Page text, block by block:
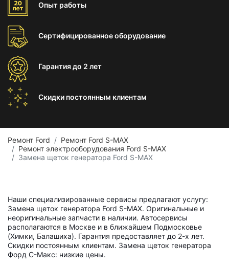
Опыт работы
Сертифицированноеоборудование
Гарантиядо 2 лет
Скидки постоянным клиентам
Ремонт Ford
Ремонт Ford S-MAX
Ремонт электрооборудования Ford S-MAX
Замена щеток генератора Ford S-MAX
Наши специализированные сервисы предлагают услугу:
Замена щеток генератора Ford S-MAX. Оригинальные и
неоригинальные запчасти в наличии. Автосервисы
располагаются в Москве и в ближайшем Подмосковье
(Химки, Балашиха). Гарантия предоставляет до 2-х лет.
Скидки постоянным клиентам. Замена щеток генератора
Форд С-Макс: низкие цены.